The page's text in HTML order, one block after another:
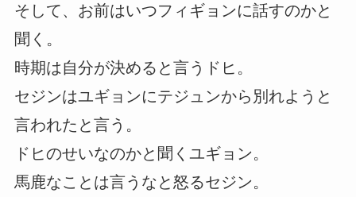
そして、お前はいつフィギョンに話すのかと
聞く。
時期は自分が決めると言うドヒ。
セジンはユギョンにテジュンから別れようと
言われたと言う。
ドヒのせいなのかと聞くユギョン。
馬鹿なことは言うなと怒るセジン。